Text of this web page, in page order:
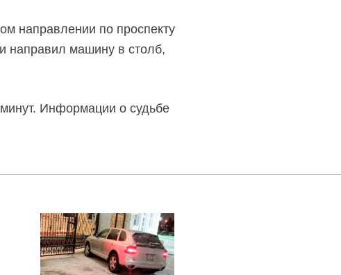
направлении по проспекту
направил машину в столб,
Информации о судьбе